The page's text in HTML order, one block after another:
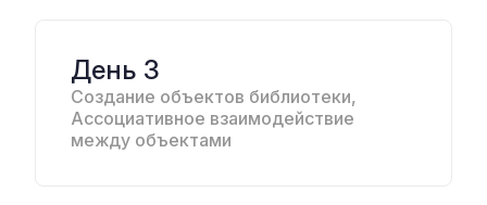
День 3
Создание объектов библиотеки,
Ассоциативное взаимодействие
между объектами